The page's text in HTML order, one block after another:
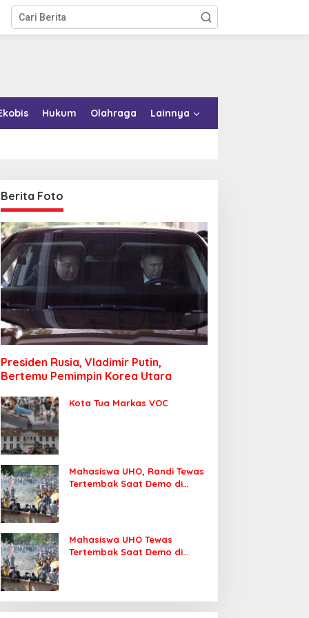
Hukum Olahraga Lainnya
Berita Foto
Presiden Rusia, Vladimir Putin,
Bertemu Pemimpin Korea Utara
Kota Tua Markas VOC
Mahasiswa UHO, Randi Tewas
Tertembak Saat Demo di
Mahasiswa UHO Tewas
Tertembak Saat Demo di